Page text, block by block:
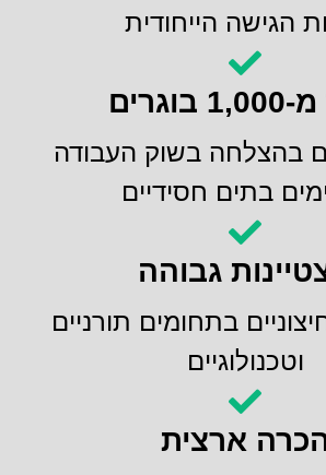
הגישה הייחודית
בהצלחה בשוק העבודה
בתים חסידיים
גבוהה
בתחומים תורניים
וטכנולוגיים
ארצית